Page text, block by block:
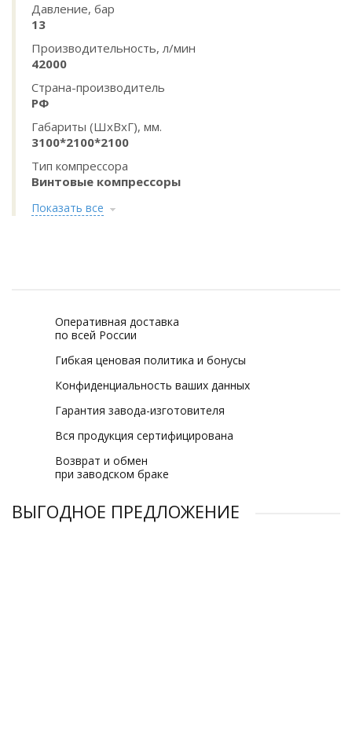
Давление, бар
13
Производительность, л/мин
42000
Страна-производитель
РФ
Габариты (ШхВхГ), мм.
3100*2100*2100
Тип компрессора
Винтовые компрессоры
Показать все
Оперативная доставка
по всей России
Гибкая ценовая политика и бонусы
Конфиденциальность ваших данных
Гарантия завода-изготовителя
Вся продукция сертифицирована
Возврат и обмен
при заводском браке
ВЫГОДНОЕ ПРЕДЛОЖЕНИЕ